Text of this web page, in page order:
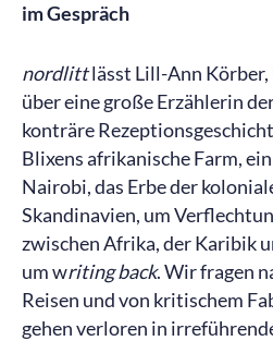
im Gespräch
nordlittlässt Lill-Ann
über eine große Erzählerin
konträre
Blixens afrikanische Farm,
Nairobi, das Erbe der
Skandinavien, um
zwischen Afrika, der Karibik
um writing back. Wir fragen
Reisen und von kritischem
gehen verloren in